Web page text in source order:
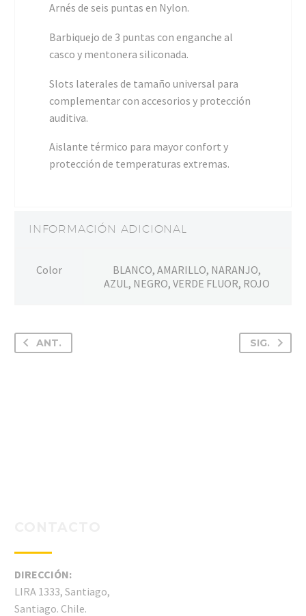
Arnés de seis puntas en Nylon.
Barbiquejo de 3 puntas con enganche al
casco y mentonera siliconada.
Slots laterales de tamaño universal para
complementar con accesorios y protección
auditiva.
Aislante térmico para mayor confort y
protección de temperaturas extremas.
INFORMACIÓN ADICIONAL
Color
BLANCO, AMARILLO, NARANJO,
AZUL, NEGRO, VERDE FLUOR, ROJO
ANT. SIG.
DIRECCIÓN:
LIRA 1333, Santiago,
Santiago. Chile.